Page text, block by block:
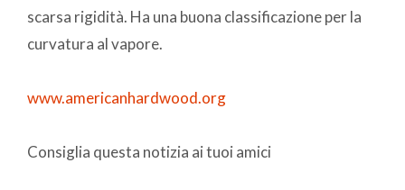
scarsa rigidità. Ha una buona classificazione per la
curvatura al vapore.
www.americanhardwood.org
Consiglia questa notizia ai tuoi amici